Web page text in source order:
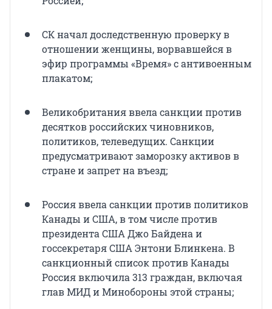
СК начал доследственную проверку в
отношении женщины, ворвавшейся в
эфир программы «Время» с антивоенным
плакатом;
Великобритания ввела санкции против
десятков российских чиновников,
политиков, телеведущих. Санкции
предусматривают заморозку активов в
стране и запрет на въезд;
Россия ввела санкции против политиков
Канады и США, в том числе против
президента США Джо Байдена и
госсекретаря США Энтони Блинкена. В
санкционный список против Канады
Россия включила 313 граждан, включая
глав МИД и Минобороны этой страны;